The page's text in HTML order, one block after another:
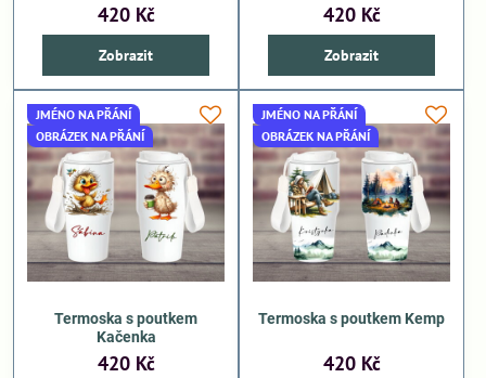
420 Kč
Zobrazit
420 Kč
Zobrazit
JMÉNO NA PŘÁNÍ
OBRÁZEK NA PŘÁNÍ
Termoska s poutkem
Kačenka
420 Kč
JMÉNO NA PŘÁNÍ
OBRÁZEK NA PŘÁNÍ
Termoska s poutkem Kemp
420 Kč